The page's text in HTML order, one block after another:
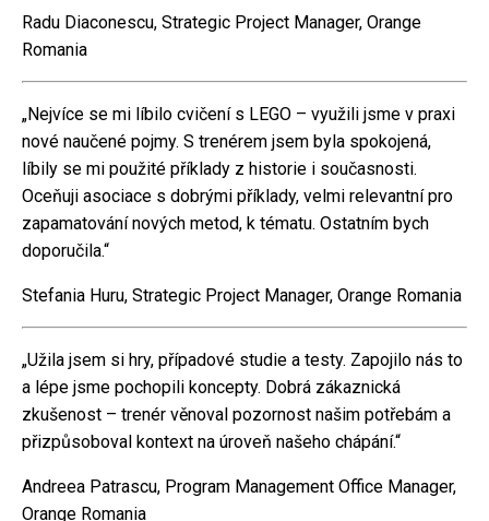
Radu Diaconescu, Strategic Project Manager, Orange
Romania
„Nejvíce se mi líbilo cvičení s LEGO – využili jsme v praxi
nové naučené pojmy. S trenérem jsem byla spokojená,
líbily se mi použité příklady z historie i současnosti.
Oceňuji asociace s dobrými příklady, velmi relevantní pro
zapamatování nových metod, k tématu. Ostatním bych
doporučila.“
Stefania Huru, Strategic Project Manager, Orange Romania
„Užila jsem si hry, případové studie a testy. Zapojilo nás to
a lépe jsme pochopili koncepty. Dobrá zákaznická
zkušenost – trenér věnoval pozornost našim potřebám a
přizpůsoboval kontext na úroveň našeho chápání.“
Andreea Patrascu, Program Management Office Manager,
Orange Romania